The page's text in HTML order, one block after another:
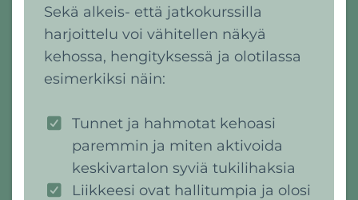
Sekä alkeis- että jatkokurssilla
harjoittelu voi vähitellen näkyä
kehossa, hengityksessä ja olotilassa
esimerkiksi näin:
Tunnet ja hahmotat kehoasi
paremmin ja miten aktivoida
keskivartalon syviä tukilihaksia
Liikkeesi ovat hallitumpia ja olosi